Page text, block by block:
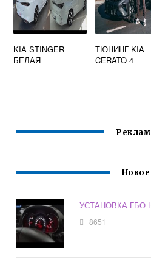
KIA STINGER
БЕЛАЯ
ТЮНИНГ KIA
CERATO 4
Новое
УСТАНОВКА ГБО
8651